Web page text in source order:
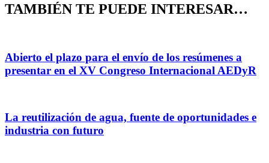
TAMBIÉN TE PUEDE INTERESAR…
Abierto el plazo para el envío de los resúmenes a
presentar en el XV Congreso Internacional AEDyR
La reutilización de agua, fuente de oportunidades e
industria con futuro